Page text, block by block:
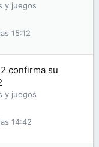
y juegos
15:12
confirma su
y juegos
14:42